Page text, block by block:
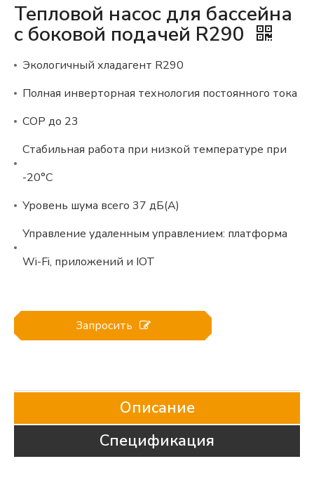
Тепловой насос для бассейна
с боковой подачей R290
Экологичный хладагент R290
Полная инверторная технология постоянного тока
COP до 23
Стабильная работа при низкой температуре при
-20°C
Уровень шума всего 37 дБ(А)
Управление удаленным управлением: платформа
Wi-Fi, приложений и IOT
Запросить
Описание
Спецификация